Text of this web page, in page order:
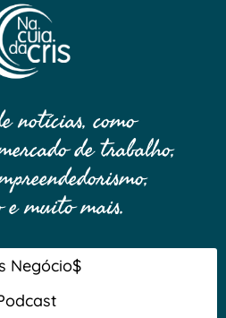
notícias, como
de trabalho,
e muito mais.
Negócio$